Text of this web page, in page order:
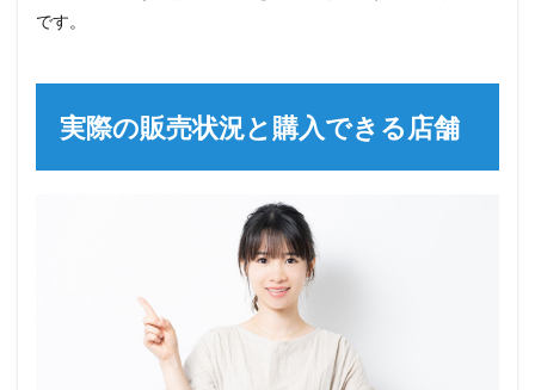
です。
実際の販売状況と購入できる店舗